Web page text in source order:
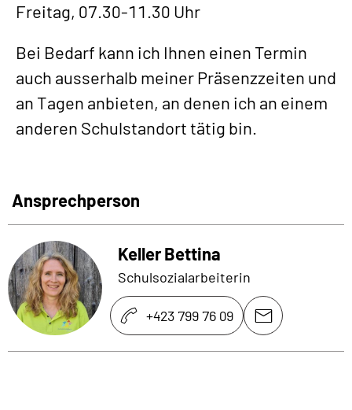
Freitag, 07.30-11.30 Uhr
Bei Bedarf kann ich Ihnen einen Termin
auch ausserhalb meiner Präsenzzeiten und
an Tagen anbieten, an denen ich an einem
anderen Schulstandort tätig bin.
Ansprechperson
Keller Bettina
Schulsozialarbeiterin
+423 799 76 09